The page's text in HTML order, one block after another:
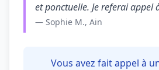
et ponctuelle. Je referai appel
— Sophie M., Ain
Vous avez fait appel à